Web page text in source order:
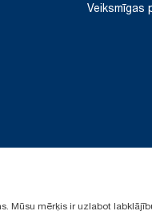
Veiksmīgas
Mūsu mērķis ir uzlabot